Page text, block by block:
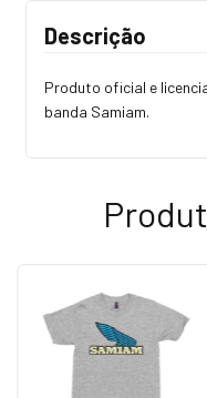
Descrição
Produto oficial e
banda Samiam.